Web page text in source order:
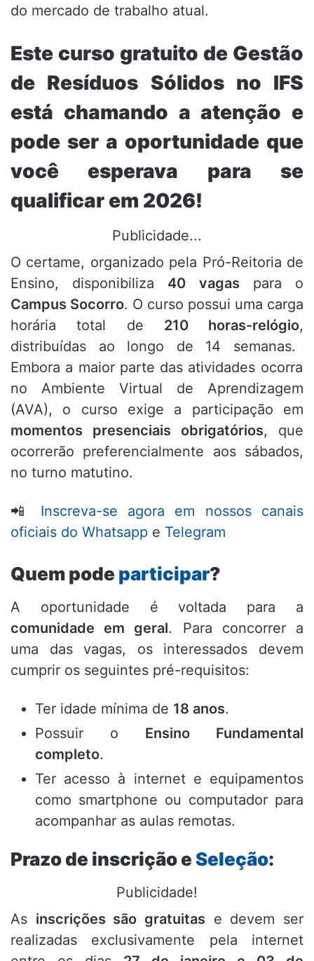
do mercado de trabalho atual.
Este curso gratuito de Gestão
de Resíduos Sólidos no IFS
está chamando a atenção e
pode ser a oportunidade que
você esperava para se
qualificar em 2026!
Publicidade...
O certame, organizado pela Pró-Reitoria de
Ensino, disponibiliza 40 vagas para o
Campus Socorro. O curso possui uma carga
horária total de 210 horas-relógio,
distribuídas ao longo de 14 semanas.
Embora a maior parte das atividades ocorra
no Ambiente Virtual de Aprendizagem
(AVA), o curso exige a participação em
momentos presenciais obrigatórios, que
ocorrerão preferencialmente aos sábados,
no turno matutino.
📲 Inscreva-se agora em nossos canais
oficiais do Whatsapp e Telegram
Quem pode participar?
A oportunidade é voltada para a
comunidade em geral.
Para concorrer a
uma das vagas, os interessados devem
cumprir os seguintes pré-requisitos:
Ter idade mínima de 18 anos.
Possuir o Ensino Fundamental
completo.
Ter acesso à internet e equipamentos
como smartphone ou computador para
acompanhar as aulas remotas.
Prazo de inscrição eSeleção:
Publicidade!
As inscrições são gratuitas e devem ser
realizadas exclusivamente pela internet